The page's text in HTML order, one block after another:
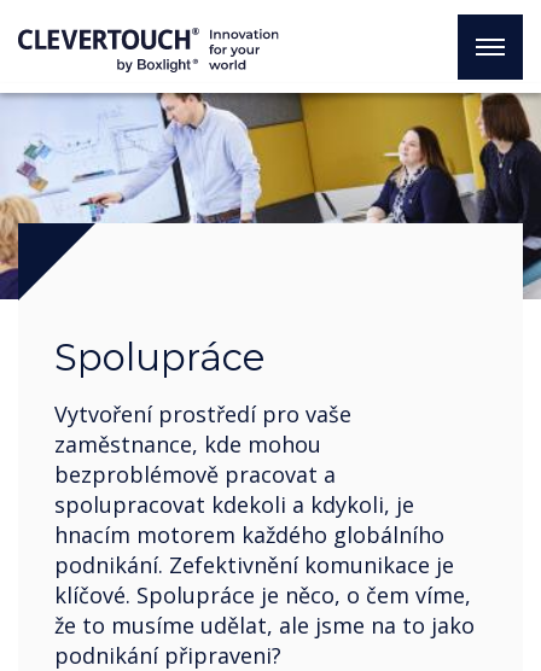
Spolupráce
Vytvoření prostředí pro vaše
zaměstnance, kde mohou
bezproblémově pracovat a
spolupracovat kdekoli a kdykoli, je
hnacím motorem každého globálního
podnikání. Zefektivnění komunikace je
klíčové. Spolupráce je něco, o čem víme,
že to musíme udělat, ale jsme na to jako
podnikání připraveni?